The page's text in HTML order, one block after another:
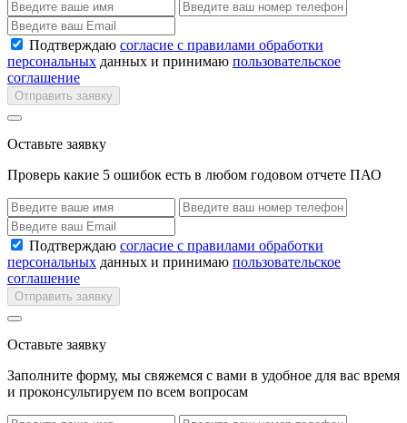
Подтверждаю согласие с правилами обработки
персональных данных и принимаю пользовательское
соглашение
Отправить заявку
Оставьте заявку
Проверь какие 5 ошибок есть в любом годовом отчете ПАО
Подтверждаю согласие с правилами обработки
персональных данных и принимаю пользовательское
соглашение
Отправить заявку
Оставьте заявку
Заполните форму, мы свяжемся с вами в удобное для вас время
и проконсультируем по всем вопросам